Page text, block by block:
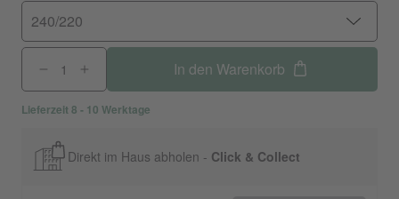
240/220
In den Warenkorb
Lieferzeit 8 - 10 Werktage
Direkt im Haus abholen - Click & Collect